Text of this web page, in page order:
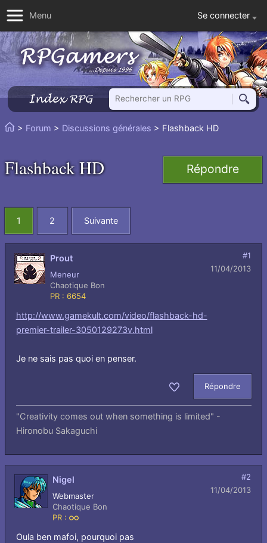
Menu Se connecter
Index RPG
Rechercher un RPG
Vous
:
> Forum > Discussions générales > Flashback HD
Flashback HD Répondre
1 2 Suivante
Prout
Meneur
Chaotique Bon
PR : 6654
#1
11/04/2013
http://www.gamekult.com/video/flashback-hd-
premier-trailer-3050129273v.html
Je ne sais pas quoi en penser.
Répondre
"Creativity comes out when something is limited" -
Hironobu Sakaguchi
Nigel
Webmaster
Chaotique Bon
PR :
#2
11/04/2013
Oula ben mafoi, pourquoi pas